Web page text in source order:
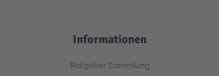
Informationen
Ratgeber Sammlung